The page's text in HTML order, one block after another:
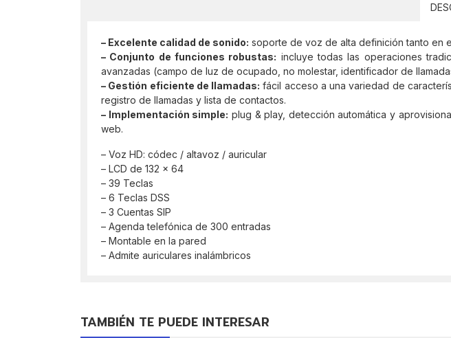
– Excelente calidad de sonido: soporte de voz de alta definición tanto en
– Conjunto de funciones robustas: incluye todas las operaciones
avanzadas (campo de luz de ocupado, no molestar, identificador de
– Gestión eficiente de llamadas: fácil acceso a una variedad de
registro de llamadas y lista de contactos.
– Implementación simple: plug & play, detección automática y
web.
– Voz HD: códec / altavoz / auricular
– LCD de 132 × 64
– 39 Teclas
– 6 Teclas DSS
– 3 Cuentas SIP
– Agenda telefónica de 300 entradas
– Montable en la pared
– Admite auriculares inalámbricos
TAMBIÉN TE PUEDE INTERESAR